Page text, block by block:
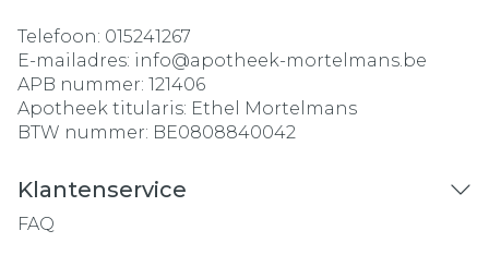
Telefoon: 015241267
E-mailadres: info@apotheek-mortelmans.be
APB nummer: 121406
Apotheek titularis: Ethel Mortelmans
BTW nummer: BE0808840042
Klantenservice
FAQ